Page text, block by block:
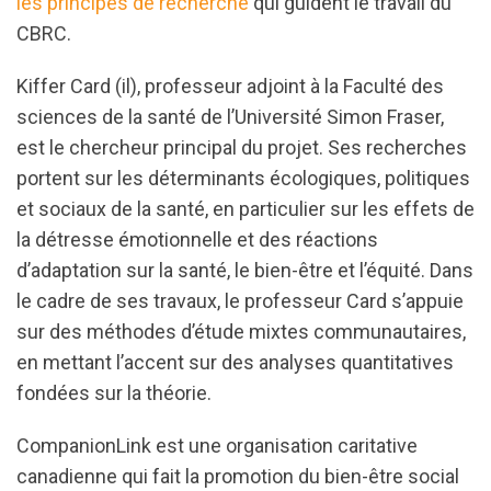
CBRC.
Kiffer Card (il), professeur adjoint à la Faculté des
sciences de la santé de l’Université Simon Fraser,
est le chercheur principal du projet. Ses recherches
portent sur les déterminants écologiques, politiques
et sociaux de la santé, en particulier sur les effets de
la détresse émotionnelle et des réactions
d’adaptation sur la santé, le bien-être et l’équité. Dans
le cadre de ses travaux, le professeur Card s’appuie
sur des méthodes d’étude mixtes communautaires,
en mettant l’accent sur des analyses quantitatives
fondées sur la théorie.
CompanionLink est une organisation caritative
canadienne qui fait la promotion du bien-être social